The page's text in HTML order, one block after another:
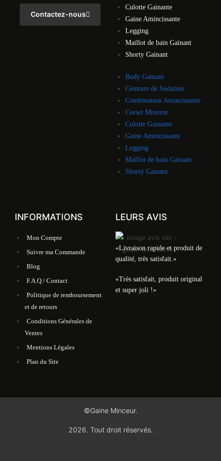
Contactez-nous
Culotte Gainante
Gaine Amincissante
Legging
Maillot de bain Gainant
Shorty Gainant
Body Gainant
Ceinture de Sudation
Combinaison Amincissante
Corset Minceur
Culotte Gainante
Gaine Amincissante
Legging
Maillot de bain Gainant
Shorty Gainant
INFORMATIONS
Mon Compte
Suivre ma Commande
Blog
F.A.Q / Contact
Politique de remboursement
et de retours
Conditions Générales de
Ventes
Mentions Légales
Plan du Site
LEURS AVIS
«Livraison rapide et produit de
qualité, très satisfait.»
«Très satisfait, produit original
et super joli !»
©Gaine Minceur.
2026. Tout droit réservés.